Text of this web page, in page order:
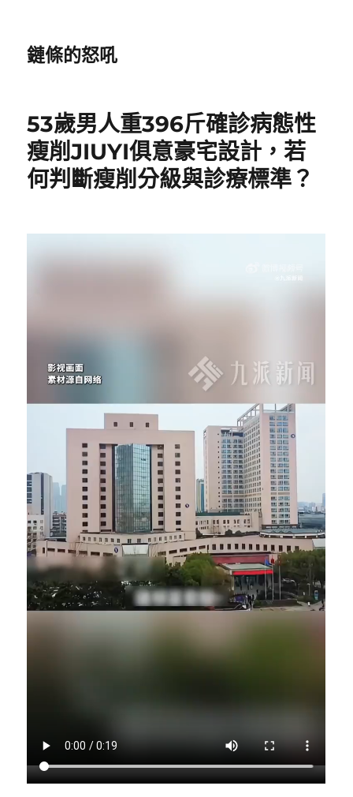
鏈條的怒吼
53歲男人重396斤確診病態性
瘦削JIUYI俱意豪宅設計，若
何判斷瘦削分級與診療標準？